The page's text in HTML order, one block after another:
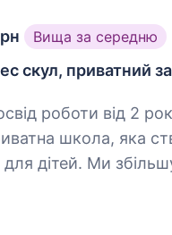
Вища за середню
скул, приватний
від 2 років. Вища
школа, яка
для дітей. Ми